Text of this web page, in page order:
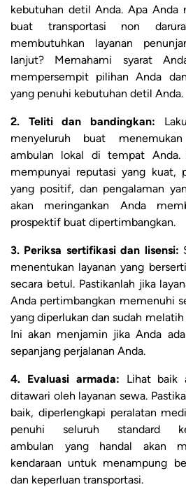
kebutuhan detil Anda. Apa Anda
buat transportasi non
membutuhkan layanan
lanjut? Memahami syarat
mempersempit pilihan Anda
yang penuhi kebutuhan detil Anda.
2. Teliti dan bandingkan:
menyeluruh buat
ambulan lokal di tempat Anda.
mempunyai reputasi yang kuat,
yang positif, dan pengalaman
akan meringankan Anda
prospektif buat dipertimbangkan.
3. Periksa sertifikasi dan lisensi:
menentukan layanan yang
secara betul. Pastikanlah jika
Anda pertimbangkan memenuhi
yang diperlukan dan sudah
Ini akan menjamin jika Anda
sepanjang perjalanan Anda.
4. Evaluasi armada: Lihat baik
ditawari oleh layanan sewa.
baik, diperlengkapi peralatan
penuhi seluruh standard
ambulan yang handal akan
kendaraan untuk menampung
dan keperluan transportasi.